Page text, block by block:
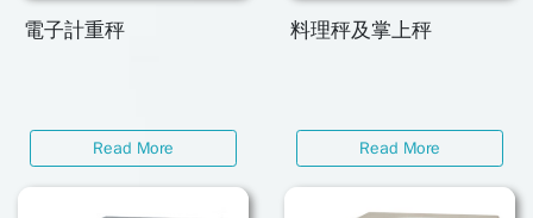
電子計重秤
Read More
料理秤及掌上秤
Read More